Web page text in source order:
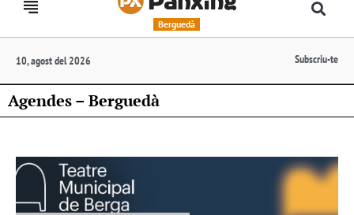
Berguedà
10, agost del 2026 Subscriu-te
Agendes – Berguedà